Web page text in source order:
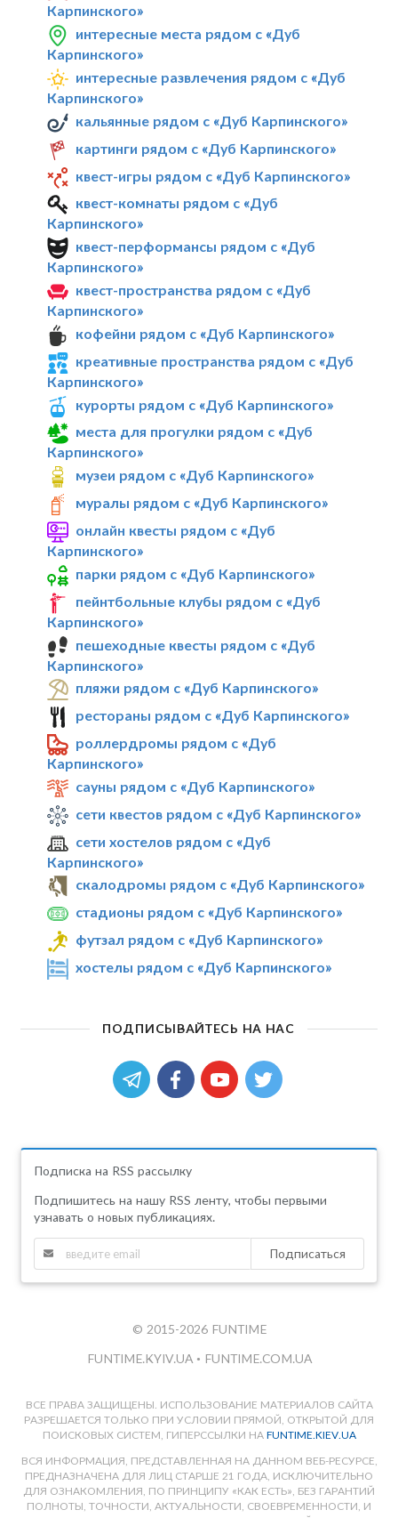
Карпинского»
интересные места рядом с «Дуб
Карпинского»
интересные развлечения рядом с «Дуб
Карпинского»
кальянные рядом с «Дуб Карпинского»
картинги рядом с «Дуб Карпинского»
квест-игры рядом с «Дуб Карпинского»
квест-комнаты рядом с «Дуб
Карпинского»
квест-перформансы рядом с «Дуб
Карпинского»
квест-пространства рядом с «Дуб
Карпинского»
кофейни рядом с «Дуб Карпинского»
креативные пространства рядом с «Дуб
Карпинского»
курорты рядом с «Дуб Карпинского»
места для прогулки рядом с «Дуб
Карпинского»
музеи рядом с «Дуб Карпинского»
муралы рядом с «Дуб Карпинского»
онлайн квесты рядом с «Дуб
Карпинского»
парки рядом с «Дуб Карпинского»
пейнтбольные клубы рядом с «Дуб
Карпинского»
пешеходные квесты рядом с «Дуб
Карпинского»
пляжи рядом с «Дуб Карпинского»
рестораны рядом с «Дуб Карпинского»
роллердромы рядом с «Дуб
Карпинского»
сауны рядом с «Дуб Карпинского»
сети квестов рядом с «Дуб Карпинского»
сети хостелов рядом с «Дуб
Карпинского»
скалодромы рядом с «Дуб Карпинского»
стадионы рядом с «Дуб Карпинского»
футзал рядом с «Дуб Карпинского»
хостелы рядом с «Дуб Карпинского»
ПОДПИСЫВАЙТЕСЬ НА НАС
Подписка на RSS рассылку
Подпишитесь на нашу RSS ленту, чтобы первыми
узнавать о новых публикациях.
Подписаться
© 2015-2026 FUNTIME
FUNTIME.KYIV.UA • FUNTIME.COM.UA
ВСЕ ПРАВА ЗАЩИЩЕНЫ. ИСПОЛЬЗОВАНИЕ МАТЕРИАЛОВ САЙТА
РАЗРЕШАЕТСЯ ТОЛЬКО ПРИ УСЛОВИИ ПРЯМОЙ, ОТКРЫТОЙ ДЛЯ
ПОИСКОВЫХ СИСТЕМ, ГИПЕРССЫЛКИ НА FUNTIME.KIEV.UA
ВСЯ ИНФОРМАЦИЯ, ПРЕДСТАВЛЕННАЯ НА ДАННОМ ВЕБ-РЕСУРСЕ,
ПРЕДНАЗНАЧЕНА ДЛЯ ЛИЦ СТАРШЕ 21 ГОДА, ИСКЛЮЧИТЕЛЬНО
ДЛЯ ОЗНАКОМЛЕНИЯ, ПО ПРИНЦИПУ «КАК ЕСТЬ», БЕЗ ГАРАНТИЙ
ПОЛНОТЫ, ТОЧНОСТИ, АКТУАЛЬНОСТИ, СВОЕВРЕМЕННОСТИ, И